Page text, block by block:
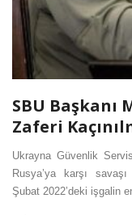
SBU Başkanı
Zaferi
Ukrayna Güvenlik
Rusya’ya karşı
Şubat 2022’deki işgalin